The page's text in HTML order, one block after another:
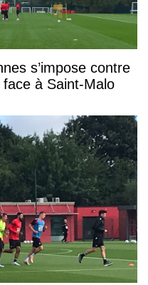
s’impose contre
à Saint-Malo